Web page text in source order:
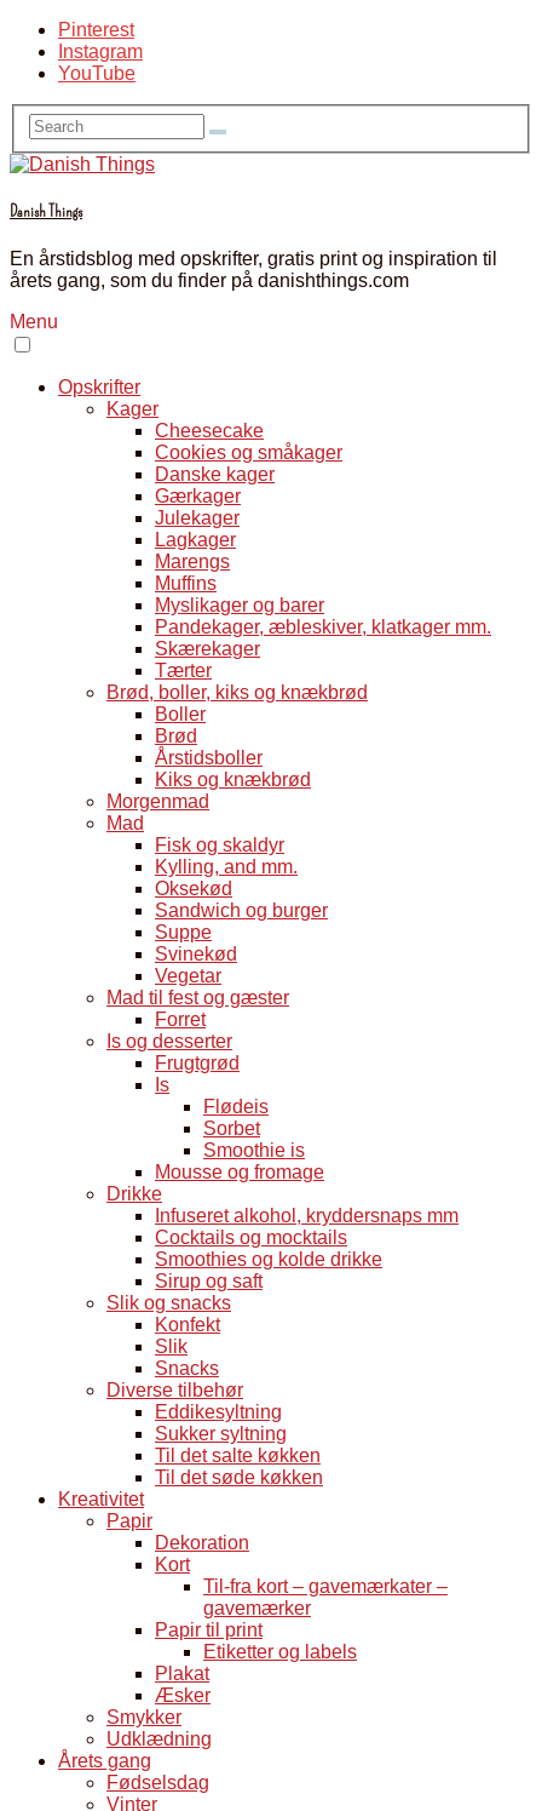
Pinterest
Instagram
YouTube
Danish Things
En årstidsblog med opskrifter, gratis print og inspiration til
årets gang, som du finder på danishthings.com
Menu
Opskrifter
Kager
Cheesecake
Cookies og småkager
Danske kager
Gærkager
Julekager
Lagkager
Marengs
Muffins
Myslikager og barer
Pandekager, æbleskiver, klatkager mm.
Skærekager
Tærter
Brød, boller, kiks og knækbrød
Boller
Brød
Årstidsboller
Kiks og knækbrød
Morgenmad
Mad
Fisk og skaldyr
Kylling, and mm.
Oksekød
Sandwich og burger
Suppe
Svinekød
Vegetar
Mad til fest og gæster
Forret
Is og desserter
Frugtgrød
Is
Flødeis
Sorbet
Smoothie is
Mousse og fromage
Drikke
Infuseret alkohol, kryddersnaps mm
Cocktails og mocktails
Smoothies og kolde drikke
Sirup og saft
Slik og snacks
Konfekt
Slik
Snacks
Diverse tilbehør
Eddikesyltning
Sukker syltning
Til det salte køkken
Til det søde køkken
Kreativitet
Papir
Dekoration
Kort
Til-fra kort – gavemærkater –
gavemærker
Papir til print
Etiketter og labels
Plakat
Æsker
Smykker
Udklædning
Årets gang
Fødselsdag
Vinter